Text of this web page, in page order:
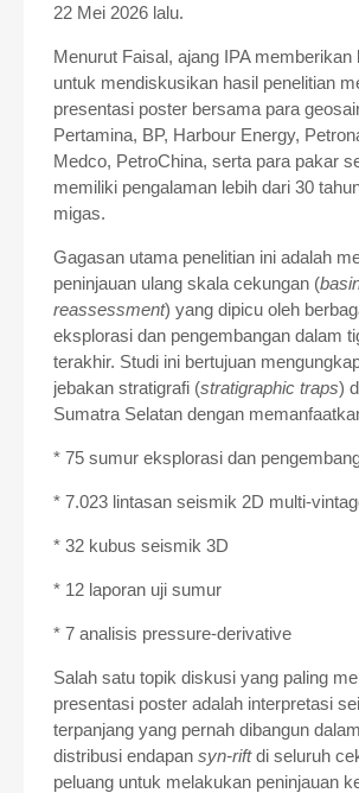
22 Mei 2026 lalu.
Menurut Faisal, ajang IPA memberikan
untuk mendiskusikan hasil penelitian
presentasi poster bersama para
Pertamina, BP, Harbour Energy,
Medco, PetroChina, serta para pakar
memiliki pengalaman lebih dari 30
migas.
Gagasan utama penelitian ini adalah
peninjauan ulang skala cekungan (
reassessment) yang dipicu oleh
eksplorasi dan pengembangan dalam
terakhir. Studi ini bertujuan
jebakan stratigrafi (stratigraphic traps)
Sumatra Selatan dengan
* 75 sumur eksplorasi dan
* 7.023 lintasan seismik 2D multi-
* 32 kubus seismik 3D
* 12 laporan uji sumur
* 7 analisis pressure-derivative
Salah satu topik diskusi yang paling
presentasi poster adalah interpretasi
terpanjang yang pernah dibangun
distribusi endapan syn-riftdi seluruh
peluang untuk melakukan peninjauan